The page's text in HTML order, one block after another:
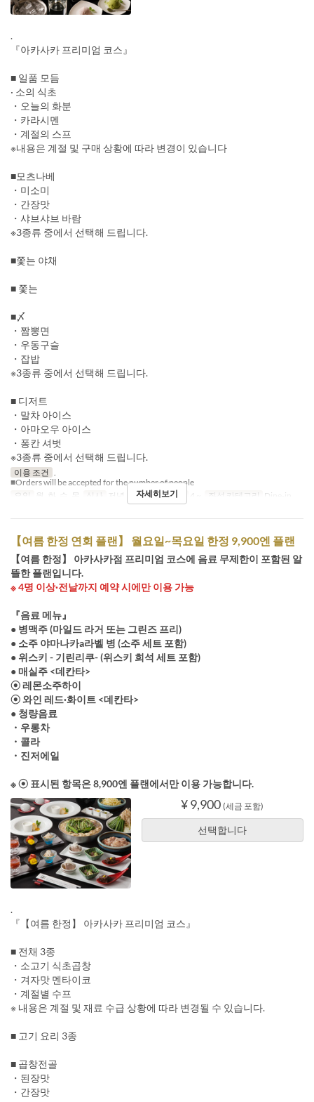
.
『아카사카 프리미엄 코스』
■ 일품 모듬
· 소의 식초
・오늘의 화분
・카라시멘
・계절의 스프
※내용은 계절 및 구매 상황에 따라 변경이 있습니다
■모츠나베
・미소미
・간장맛
・샤브샤브 바람
※3종류 중에서 선택해 드립니다.
■쫓는 야채
■ 쫓는
■〆
・짬뽕면
・우동구슬
・잡밥
※3종류 중에서 선택해 드립니다.
■ 디저트
・말차 아이스
・아마오우 아이스
・퐁칸 셔벗
※3종류 중에서 선택해 드립니다.
이용 조건
■Orders will be accepted for the number of people
요일
월, 화, 수, 목 식사 저녁 주문 수량 제한 4 ~ 좌석 카테고리 Dine-in
자세히보기
【여름 한정 연회 플랜】 월요일~목요일 한정 9,900엔 플랜
【여름 한정】 아카사카점 프리미엄 코스에 음료 무제한이 포함된 알
뜰한 플랜입니다.
※ 4명 이상·전날까지 예약 시에만 이용 가능
『음료 메뉴』
● 병맥주 (마일드 라거 또는 그린즈 프리)
● 소주 야마나카a라벨 병 (소주 세트 포함)
● 위스키 - 기린리쿠- (위스키 희석 세트 포함)
● 매실주 <데칸타>
⦿ 레몬소주하이
⦿ 와인 레드·화이트 <데칸타>
● 청량음료
・우롱차
・콜라
・진저에일
※ ⦿ 표시된 항목은 8,900엔 플랜에서만 이용 가능합니다.
¥ 9,900 (세금 포함)
선택합니다
.
『【여름 한정】 아카사카 프리미엄 코스』
■ 전채 3종
・소고기 식초곱창
・겨자맛 멘타이코
・계절별 수프
※ 내용은 계절 및 재료 수급 상황에 따라 변경될 수 있습니다.
■ 고기 요리 3종
■ 곱창전골
・된장맛
・간장맛